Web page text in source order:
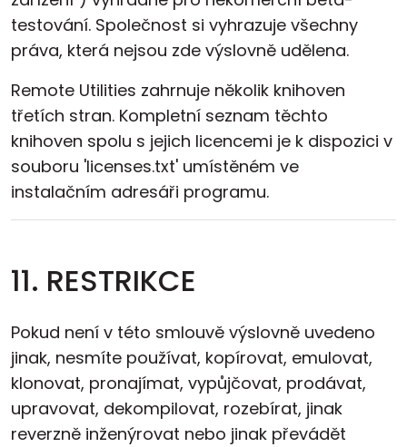
testování. Společnost si vyhrazuje všechny
práva, která nejsou zde výslovně udělena.
Remote Utilities zahrnuje několik knihoven
třetích stran. Kompletní seznam těchto
knihoven spolu s jejich licencemi je k dispozici v
souboru 'licenses.txt' umístěném ve
instalačním adresáři programu.
11. RESTRIKCE
Pokud není v této smlouvě výslovně uvedeno
jinak, nesmíte používat, kopírovat, emulovat,
klonovat, pronajímat, vypůjčovat, prodávat,
upravovat, dekompilovat, rozebírat, jinak
reverzně inženýrovat nebo jinak převádět